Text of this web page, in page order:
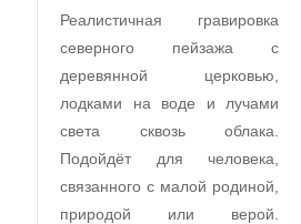
Реалистичная гравировка
северного пейзажа с
деревянной церковью,
лодками на воде и лучами
света сквозь облака.
Подойдёт для человека,
связанного с малой родиной,
природой или верой.